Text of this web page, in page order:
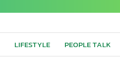
LIFESTYLE PEOPLE TALK